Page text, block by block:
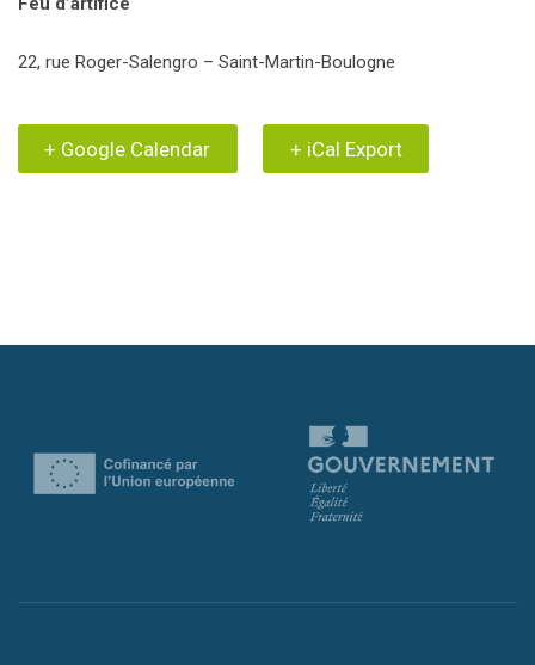
22, rue Roger-Salengro – Saint-Martin-Boulogne
+ Google Calendar + iCal Export